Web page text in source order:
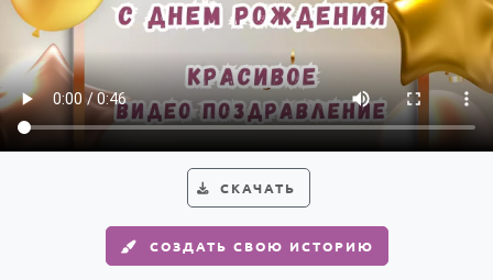
СКАЧАТЬ
СОЗДАТЬ СВОЮ ИСТОРИЮ